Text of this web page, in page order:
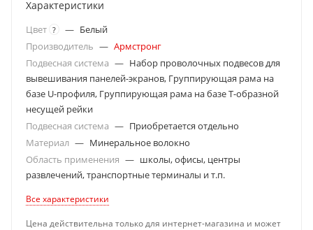
Характеристики
Цвет ? — Белый
Производитель — Армстронг
Подвесная система — Набор проволочных подвесов для
вывешивания панелей-экранов, Группирующая рама на
базе U-профиля, Группирующая рама на базе Т-образной
несущей рейки
Подвесная система — Приобретается отдельно
Материал — Минеральное волокно
Область применения — школы, офисы, центры
развлечений, транспортные терминалы и т.п.
Все характеристики
Цена действительна только для интернет-магазина и может